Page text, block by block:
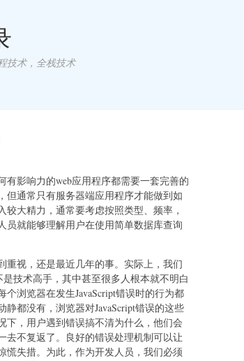
技术，全栈技术
影响力的web应用程序都需要一套完善的
但通常只有服务器端应用程序才能做到如
大精力，通常要考虑按照类型、频率，
员就能够理解用户在使用简单数据库查询
重视，还是最近几年的事。实际上，我们
技术高手，其中甚至很多人根本就不明白
浏览器在发生JavaScript错误时的行为都
都没有，浏览器对JavaScript错误的这些
下，用户遇到错误搞不清为什么，他们会
去不复返了。良好的错误处理机制可以让
慌失措。为此，作为开发人员，我们必须